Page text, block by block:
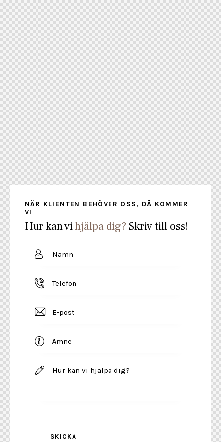
NÄR KLIENTEN BEHÖVER OSS, DÅ KOMMER
VI
Hur kan vihjälpa dig? Skriv till oss!